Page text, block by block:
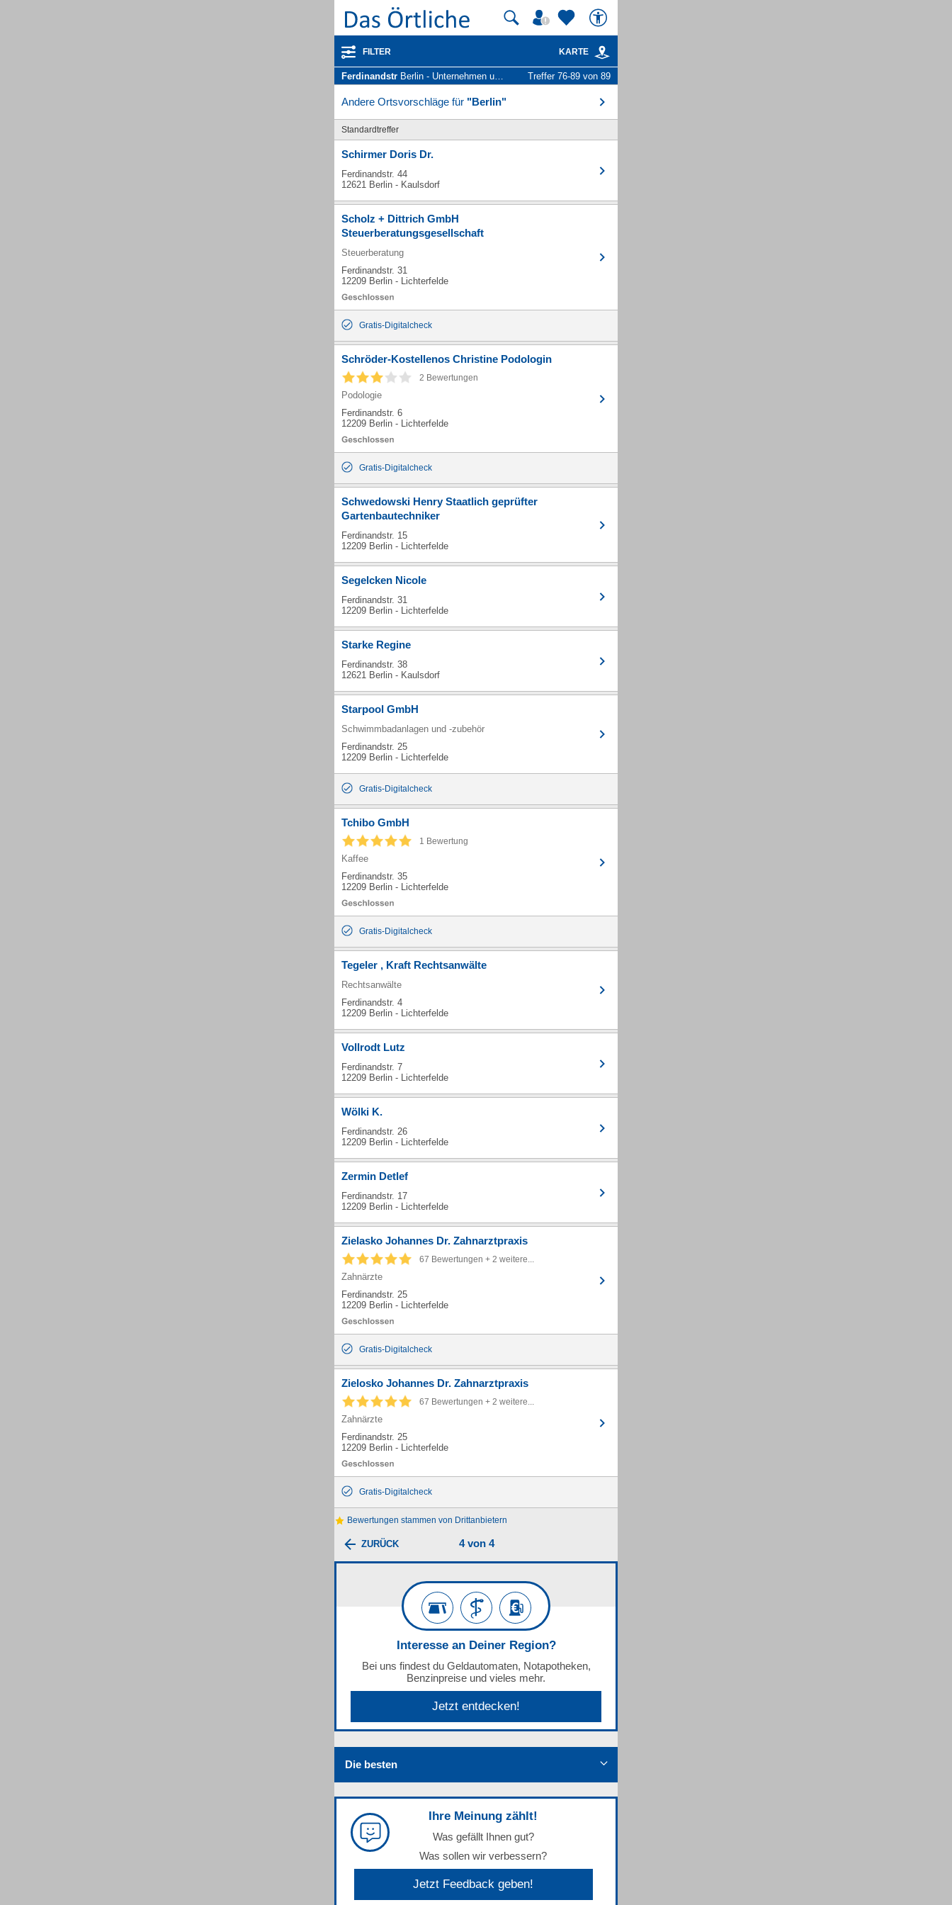
FILTER KARTE
Ferdinandstr Berlin - Unternehmen und Personen Treffer 76-89 von 89
Andere Ortsvorschläge für "Berlin"
Standardtreffer
Schirmer Doris Dr.
Ferdinandstr. 44
12621 Berlin - Kaulsdorf
Scholz + Dittrich GmbH
Steuerberatungsgesellschaft
Steuerberatung
Ferdinandstr. 31
12209 Berlin - Lichterfelde
Gratis-Digitalcheck
Schröder-Kostellenos Christine Podologin
2 Bewertungen
Podologie
Ferdinandstr. 6
12209 Berlin - Lichterfelde
Gratis-Digitalcheck
Schwedowski Henry Staatlich geprüfter
Gartenbautechniker
Ferdinandstr. 15
12209 Berlin - Lichterfelde
Segelcken Nicole
Ferdinandstr. 31
12209 Berlin - Lichterfelde
Starke Regine
Ferdinandstr. 38
12621 Berlin - Kaulsdorf
Starpool GmbH
Schwimmbadanlagen und -zubehör
Ferdinandstr. 25
12209 Berlin - Lichterfelde
Gratis-Digitalcheck
Tchibo GmbH
1 Bewertung
Kaffee
Ferdinandstr. 35
12209 Berlin - Lichterfelde
Gratis-Digitalcheck
Tegeler , Kraft Rechtsanwälte
Rechtsanwälte
Ferdinandstr. 4
12209 Berlin - Lichterfelde
Vollrodt Lutz
Ferdinandstr. 7
12209 Berlin - Lichterfelde
Wölki K.
Ferdinandstr. 26
12209 Berlin - Lichterfelde
Zermin Detlef
Ferdinandstr. 17
12209 Berlin - Lichterfelde
Zielasko Johannes Dr. Zahnarztpraxis
67 Bewertungen + 2 weitere...
Zahnärzte
Ferdinandstr. 25
12209 Berlin - Lichterfelde
Gratis-Digitalcheck
Zielosko Johannes Dr. Zahnarztpraxis
67 Bewertungen + 2 weitere...
Zahnärzte
Ferdinandstr. 25
12209 Berlin - Lichterfelde
Gratis-Digitalcheck
Bewertungen stammen von Drittanbietern
ZURÜCK 4 von 4
Interesse an Deiner Region?
Bei uns findest du Geldautomaten, Notapotheken,
Benzinpreise und vieles mehr.
Jetzt entdecken!
Die besten
Ihre Meinung zählt!
Was gefällt Ihnen gut?
Was sollen wir verbessern?
Jetzt Feedback geben!